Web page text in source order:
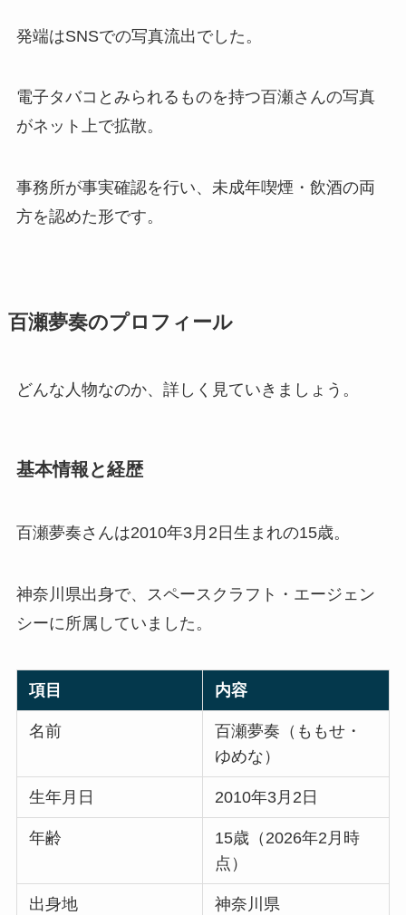
発端はSNSでの写真流出でした。
電子タバコとみられるものを持つ百瀬さんの写真
がネット上で拡散。
事務所が事実確認を行い、未成年喫煙・飲酒の両
方を認めた形です。
百瀬夢奏のプロフィール
どんな人物なのか、詳しく見ていきましょう。
基本情報と経歴
百瀬夢奏さんは2010年3月2日生まれの15歳。
神奈川県出身で、スペースクラフト・エージェン
シーに所属していました。
項目 内容
名前
百瀬夢奏（ももせ・
ゆめな）
生年月日 2010年3月2日
年齢
15歳（2026年2月時
点）
出身地 神奈川県